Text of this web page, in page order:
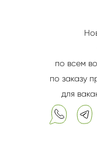
по всем
по заказу
для